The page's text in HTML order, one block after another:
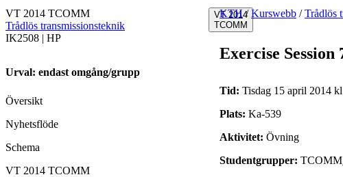
VT 2014
TCOMM
KTH / Kurswebb / Trådlös
Exercise Session
Tid: Tisdag 15 april 2014
Plats: Ka-539
Aktivitet: Övning
Studentgrupper:
VT 2014 TCOMM
Trådlös transmissionsteknik
IK2508 | HP
Urval: endast omgång/grupp
Översikt
Nyhetsflöde
Schema
VT 2014 TCOMM